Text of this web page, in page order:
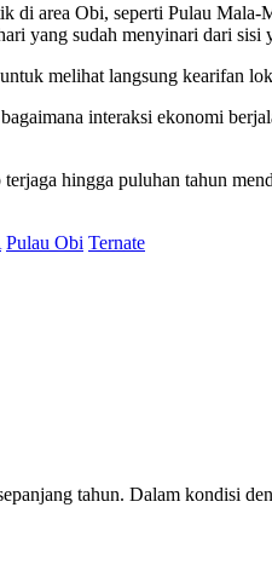
di area Obi, seperti Pulau
yang sudah menyinari dari
melihat langsung kearifan
interaksi ekonomi
hingga puluhan tahun
Pulau Obi Ternate
tahun. Dalam kondisi